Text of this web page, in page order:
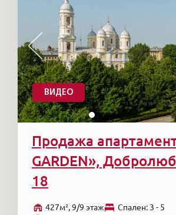
ВИДЕО
Продажа
GARDEN»,
18
427м², 9/9 этаж
Cпален: 3 - 5